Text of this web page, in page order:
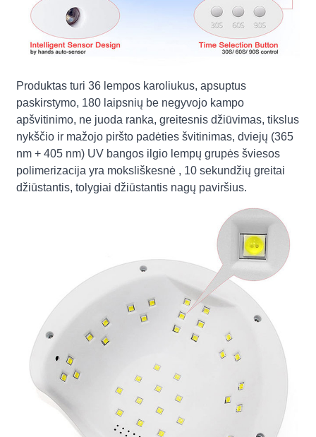
Produktas turi 36 lempos karoliukus, apsuptus
paskirstymo, 180 laipsnių be negyvojo kampo
apšvitinimo, ne juoda ranka, greitesnis džiūvimas, tikslus
nykščio ir mažojo piršto padėties švitinimas, dviejų (365
nm + 405 nm) UV bangos ilgio lempų grupės šviesos
polimerizacija yra moksliškesnė , 10 sekundžių greitai
džiūstantis, tolygiai džiūstantis nagų paviršius.